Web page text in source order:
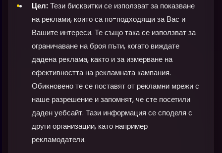
Цел:Тези бисквитки се използват за показване
на реклами, които са по-подходящи за Вас и
Вашите интереси. Те също така се използват за
ограничаване на броя пъти, когато виждате
дадена реклама, както и за измерване на
ефективността на рекламната кампания.
Обикновено те се поставят от рекламни мрежи с
наше разрешение и запомнят, че сте посетили
даден уебсайт. Тази информация се споделя с
други организации, като например
рекламодатели.